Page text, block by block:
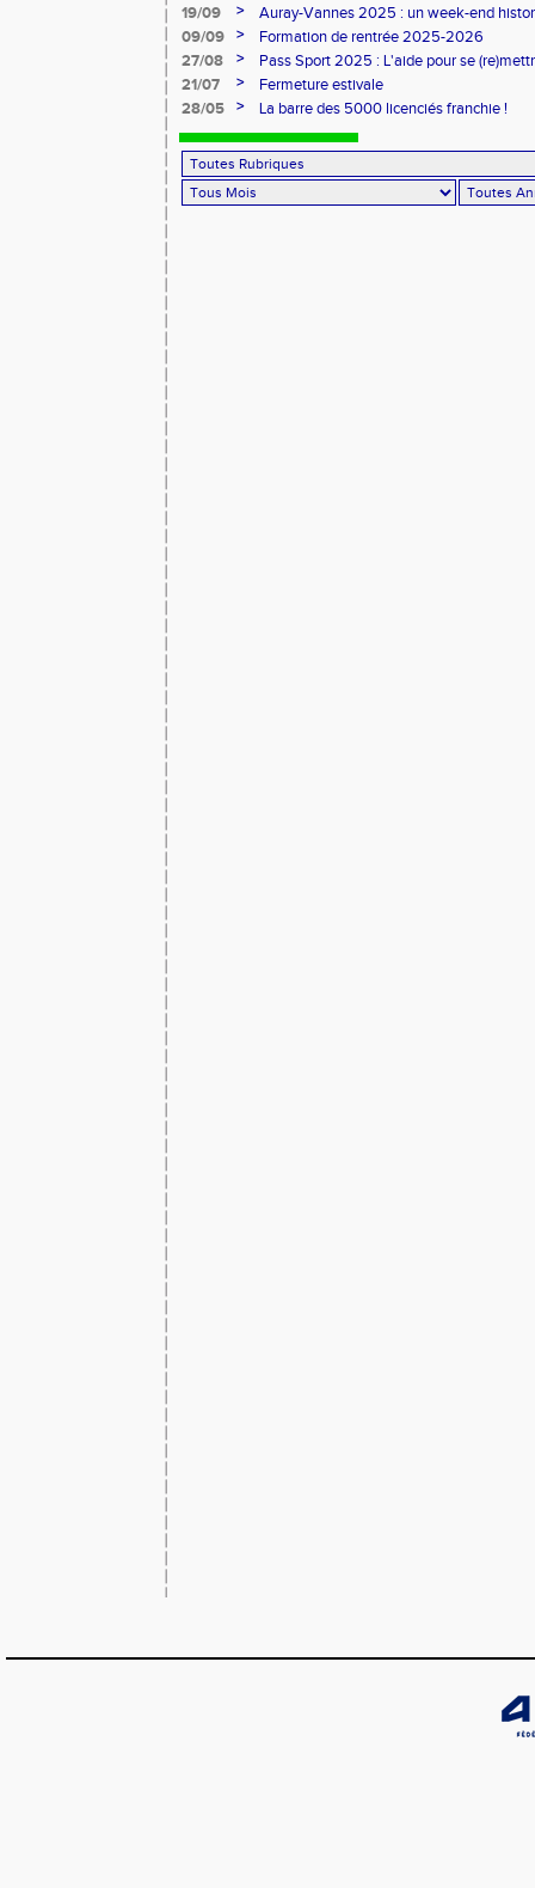
19/09
>
Auray-Vannes 2025 : un week-end
marathon breton
09/09 >
Formation de rentrée 2025-2026
27/08
>
Pass Sport 2025 : L'aide pour se
21/07
>
Fermeture estivale
28/05
> La barre des 5000 licenciés franchie !